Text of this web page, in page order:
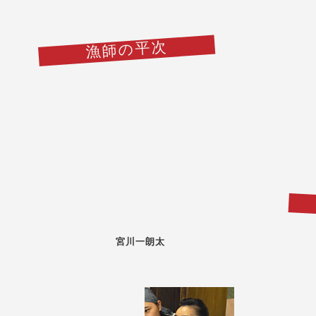
漁師の平次
宮川一朗太